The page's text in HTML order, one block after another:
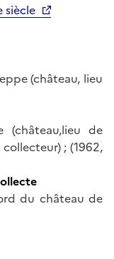
siècle
(château, lieu
(château,lieu de
; (1962,
du château de